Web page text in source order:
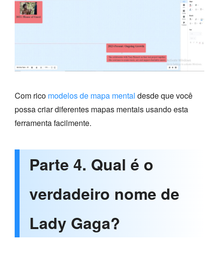
Com rico modelos de mapa mental desde que você
possa criar diferentes mapas mentais usando esta
ferramenta facilmente.
Parte 4. Qual é o
verdadeiro nome de
Lady Gaga?